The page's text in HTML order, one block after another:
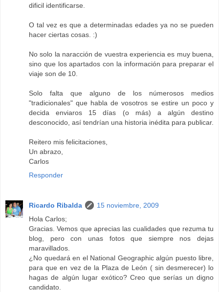
dificil identificarse.
O tal vez es que a determinadas edades ya no se pueden
hacer ciertas cosas. :)
No solo la naracción de vuestra experiencia es muy buena,
sino que los apartados con la información para preparar el
viaje son de 10.
Solo falta que alguno de los númerosos medios
"tradicionales" que habla de vosotros se estire un poco y
decida enviaros 15 días (o más) a algún destino
desconocido, así tendrían una historia inédita para publicar.
Reitero mis felicitaciones,
Un abrazo,
Carlos
Responder
Ricardo Ribalda
15 noviembre, 2009
Hola Carlos;
Gracias. Vemos que aprecias las cualidades que rezuma tu
blog, pero con unas fotos que siempre nos dejas
maravillados.
¿No quedará en el National Geographic algún puesto libre,
para que en vez de la Plaza de León ( sin desmerecer) lo
hagas de algún lugar exótico? Creo que serías un digno
candidato.